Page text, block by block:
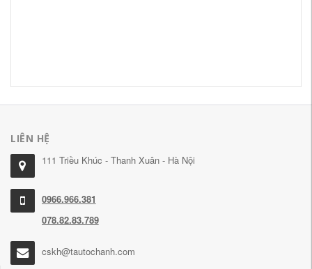
LIÊN HỆ
111 Triều Khúc - Thanh Xuân - Hà Nội
0966.966.381
078.82.83.789
cskh@tautochanh.com